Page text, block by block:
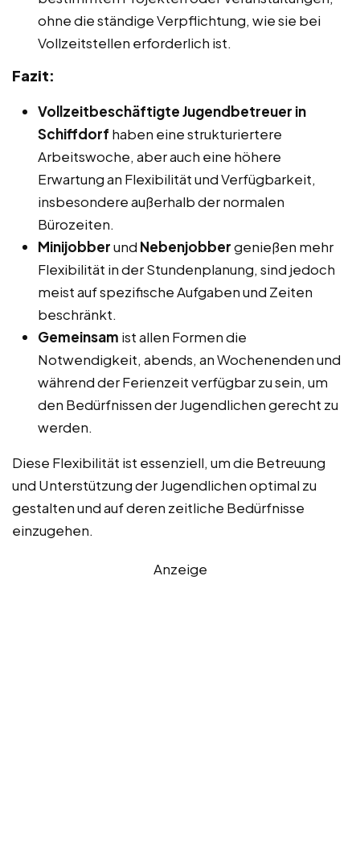
ohne die ständige Verpflichtung, wie sie bei
Vollzeitstellen erforderlich ist.
Fazit:
Vollzeitbeschäftigte Jugendbetreuer in
Schiffdorf haben eine strukturiertere
Arbeitswoche, aber auch eine höhere
Erwartung an Flexibilität und Verfügbarkeit,
insbesondere außerhalb der normalen
Bürozeiten.
Minijobberund Nebenjobbergenießen mehr
Flexibilität in der Stundenplanung, sind jedoch
meist auf spezifische Aufgaben und Zeiten
beschränkt.
Gemeinsam ist allen Formen die
Notwendigkeit, abends, an Wochenenden und
während der Ferienzeit verfügbar zu sein, um
den Bedürfnissen der Jugendlichen gerecht zu
werden.
Diese Flexibilität ist essenziell, um die Betreuung
und Unterstützung der Jugendlichen optimal zu
gestalten und auf deren zeitliche Bedürfnisse
einzugehen.
Anzeige